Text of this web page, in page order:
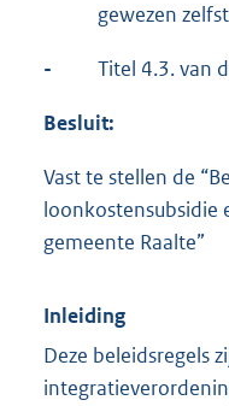
gewezen
- Titel 4.3. van
Besluit:
Vast te stellen de
loonkostensubsidie
gemeente Raalte”
Inleiding
Deze beleidsregels